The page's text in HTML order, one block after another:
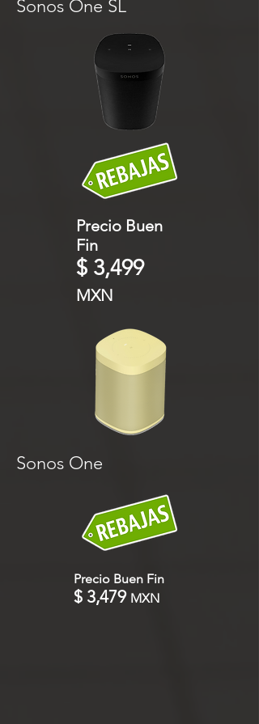
Sonos One SL
Precio Buen
Fin
$ 3,499
MXN
Sonos One
Precio Buen Fin
$ 3,479 MXN